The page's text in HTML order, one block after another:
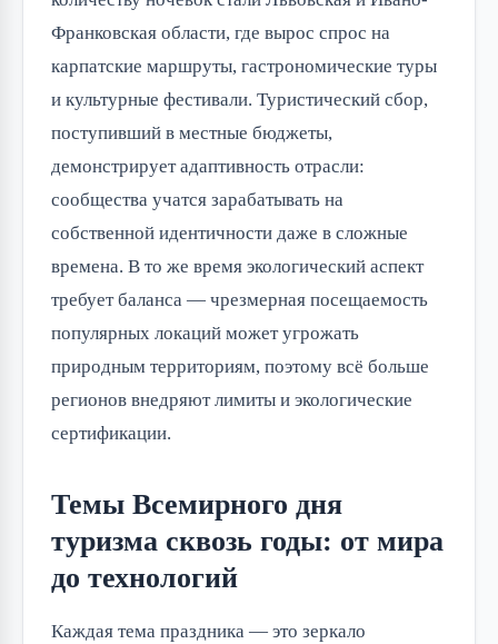
Франковская области, где вырос спрос на
карпатские маршруты, гастрономические туры
и культурные фестивали. Туристический сбор,
поступивший в местные бюджеты,
демонстрирует адаптивность отрасли:
сообщества учатся зарабатывать на
собственной идентичности даже в сложные
времена. В то же время экологический аспект
требует баланса — чрезмерная посещаемость
популярных локаций может угрожать
природным территориям, поэтому всё больше
регионов внедряют лимиты и экологические
сертификации.
Темы Всемирного дня
туризма сквозь годы: от мира
до технологий
Каждая тема праздника — это зеркало